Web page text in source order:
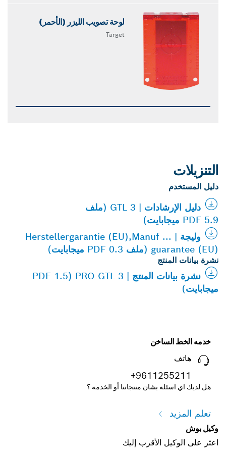
لوحة تصويب الليزر (الأحمر)
Target
التنزيلات
دليل المستخدم
دليل الإرشادات | GTL 3 (ملف
PDF 5.9 ميجابايت)
وليجة | Herstellergarantie (EU),Manuf ...
guarantee (EU) (ملف PDF 0.3 ميجابايت)
نشرة بيانات المنتج
نشرة بيانات المنتج | PRO GTL 3 (PDF 1.5
ميجابايت)
خدمه الخط الساخن
هاتف
+9611255211
هل لديك اي اسئله بشان منتجاتنا أو الخدمة ؟
تعلم المزيد
وكيل بوش
اعثر على الوكيل الأقرب إليك